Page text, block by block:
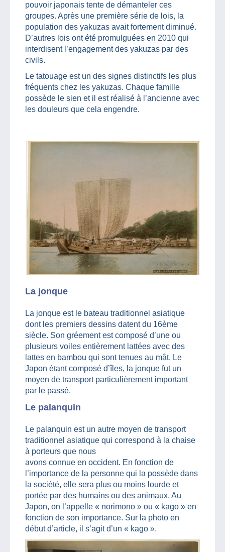
pouvoir japonais tente de démanteler ces
groupes. Après une première série de lois, la
population des yakuzas avait fortement diminué.
D’autres lois ont été promulguées en 2010 qui
interdisent l’engagement des yakuzas par des
civils.
Le tatouage est un des signes distinctifs les plus
fréquents chez les yakuzas. Chaque famille
possède le sien et il est réalisé à l’ancienne avec
les douleurs que cela engendre.
La jonque
La jonque est le bateau traditionnel asiatique
dont les premiers dessins datent du 16ème
siècle. Son gréement est composé d’une ou
plusieurs voiles entièrement lattées avec des
lattes en bambou qui sont tenues au mât. Le
Japon étant composé d’îles, la jonque fut un
moyen de transport particulièrement important
par le passé.
Le palanquin
Le palanquin est un autre moyen de transport
traditionnel asiatique qui correspond à la chaise
à porteurs que nous
avons connue en occident. En fonction de
l’importance de la personne qui la possède dans
la société, elle sera plus ou moins lourde et
portée par des humains ou des animaux. Au
Japon, on l’appelle « norimono » ou « kago » en
fonction de son importance. Sur la photo en
début d’article, il s’agit d’un « kago ».